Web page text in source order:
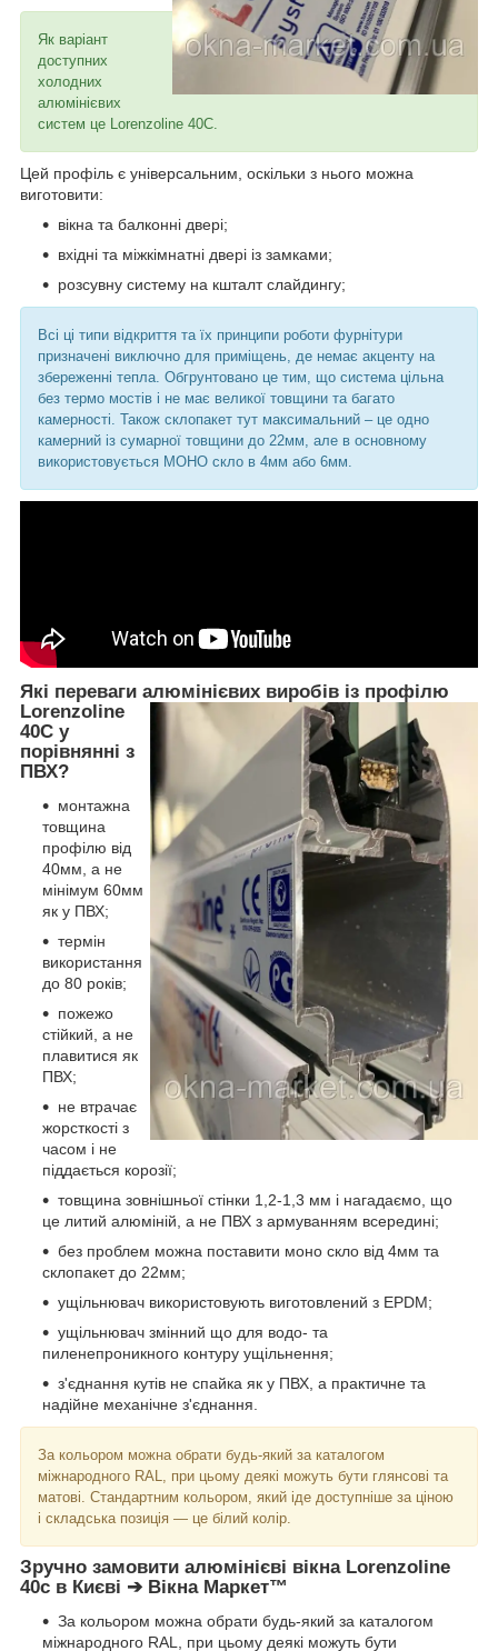
Як варіант
доступних
холодних
алюмінієвих
систем це Lorenzoline 40C.
Цей профіль є універсальним, оскільки з нього можна
виготовити:
вікна та балконні двері;
вхідні та міжкімнатні двері із замками;
розсувну систему на кшталт слайдингу;
Всі ці типи відкриття та їх принципи роботи фурнітури
призначені виключно для приміщень, де немає акценту на
збереженні тепла. Обгрунтовано це тим, що система цільна
без термо мостів і не має великої товщини та багато
камерності. Також склопакет тут максимальний – це одно
камерний із сумарної товщини до 22мм, але в основному
використовується МОНО скло в 4мм або 6мм.
Які переваги алюмінієвих виробів із профілю
Lorenzoline
40C у
порівнянні з
ПВХ?
монтажна
товщина
профілю від
40мм, а не
мінімум 60мм
як​​​​​​​ у ПВХ;
термін
використання
до 80 років;
пожежо
стійкий, а не
плавитися як
ПВХ;
не втрачає
жорсткості з
часом і не
піддається корозії;
товщина зовнішньої стінки 1,2-1,3 мм і нагадаємо, що
це литий алюміній, а не ПВХ з армуванням всередині;
без проблем можна поставити моно скло від 4мм та
склопакет до 22мм;
ущільнювач використовують виготовлений з EPDM;
ущільнювач змінний що для водо- та
пиленепроникного контуру ущільнення;
з'єднання кутів не спайка як у ПВХ, а практичне та
надійне механічне з'єднання.
За кольором можна обрати будь-який за каталогом
міжнародного RAL, при цьому деякі можуть бути глянсові та
матові. Стандартним кольором, який іде доступніше за ціною
і складська позиція — це білий колір.
Зручно замовити алюмінієві вікна Lorenzoline
40c в Києві ➔ Вікна Маркет™
За кольором можна обрати будь-який за каталогом
міжнародного RAL, при цьому деякі можуть бути